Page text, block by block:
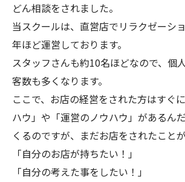
どん相談をされました。
当スクールは、直営店でリラクゼーシ
年ほど運営しております。
スタッフさんも約10名ほどなので、個
客数も多くなります。
ここで、お店の経営をされた方はすぐ
ハウ」や「運営のノウハウ」があるん
くるのですが、まだお店をされたこと
「自分のお店が持ちたい！」
「自分の考えた事をしたい！」